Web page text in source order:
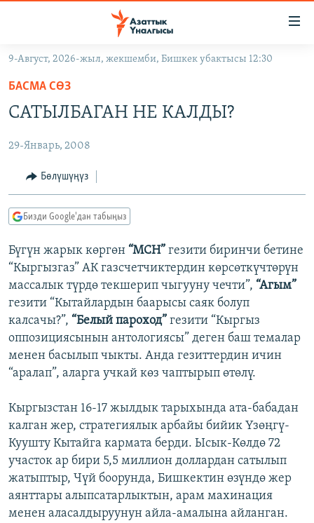
Навигацияга
өтүңүз
Издөөгө
салыңыз
САЯСАТ
ЭКОНОМИКА
ДҮЙНӨ
БОРБОР АЗИЯ
УКРАИНА
АТАЙЫН ИЛИКТӨӨ
БҮГҮН АЗАТТЫКТА
ЭКСПЕРТТЕР ТАЛДАЙТ
БИЗ ЖАНА ДҮЙНӨ
ДАНИСТЕ
ЭЖЕ-СИҢДИЛЕР
АЗАТТЫК+
ЫҢГАЙСЫЗ СУРООЛОР
ПОДКАСТ
ӨЗГӨЧӨ ПИКИР
Русский
ОНЛАЙН ШЕРИНЕ
ЭЕ/АРнун бардык сайттары
9-Август, 2026-жыл, жекшемби, Бишкек убактысы 12:30
БАСМА СӨЗ
CАТЫЛБАГАН НЕ КАЛДЫ?
29-Январь, 2008
Бөлүшүңүз
Бизди Google'дан табыңыз
Бүгүн жарык көргөн “МСН” гезити биринчи бетине
“Кыргызгаз” АК газсчетчиктердин көрсөткүчтөрүн
массалык түрдө текшерип чыгууну чечти”, “Агым”
гезити “Кытайлардын баарысы саяк болуп
калсачы?”, “Белый пароход” гезити “Кыргыз
оппозициясынын антологиясы” деген баш темалар
менен басылып чыкты. Анда гезиттердин ичин
“аралап”, аларга учкай көз чаптырып өтөлү.
Кыргызстан 16-17 жылдык тарыхында ата-бабадан
калган жер, стратегиялык арбайы бийик Үзөңгү-
Куушту Кытайга кармата берди. Ысык-Көлдө 72
участок ар бири 5,5 миллион доллардан сатылып
жатыптыр, Чүй боорунда, Бишкектин өзүндө жер
аянттары алыпсатарлыктын, арам махинация
менен аласалдыруунун айла-амалына айланган.